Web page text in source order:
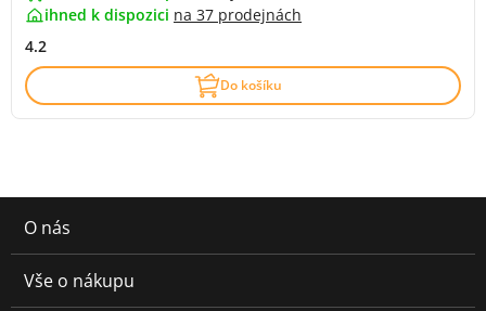
ihned k dispozici na 37 prodejnách
4.2
Do košíku
O nás
Vše o nákupu